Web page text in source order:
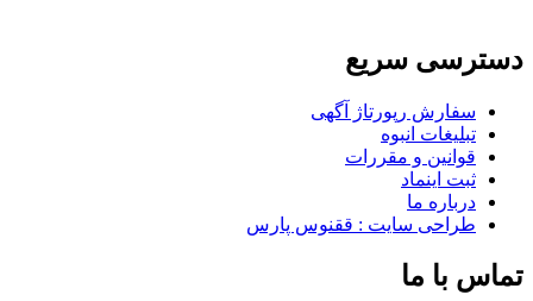
دسترسی سریع
سفارش رپورتاژ آگهی
تبلیغات انبوه
قوانین و مقررات
ثبت اینماد
درباره ما
طراحی سایت : ققنوس پارس
تماس با ما